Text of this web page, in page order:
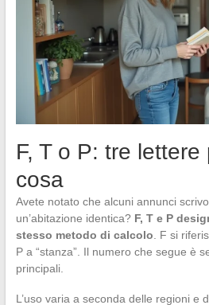
F, T o P: tre
cosa
Avete notato che alcuni annunci
un’abitazione identica? F, T e P
stesso metodo di calcolo. F si
P a “stanza”. Il numero che segue è
principali.
L’uso varia a seconda delle regioni e